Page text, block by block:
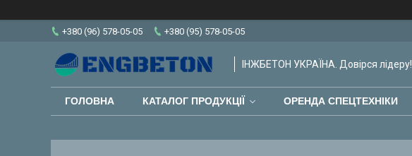
+380 (96) 578-05-05 +380 (95) 578-05-05
ІНЖБЕТОН УКРАЇНА. Довірся лідеру!
ГОЛОВНА КАТАЛОГ ПРОДУКЦІЇ ОРЕНДА СПЕЦТЕХНІКИ